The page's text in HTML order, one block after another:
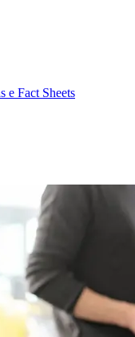
e Fact Sheets